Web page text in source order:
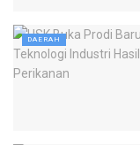
DAERAH